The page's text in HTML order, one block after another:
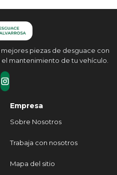
piezas de desguace con
mantenimiento de tu vehículo.
Empresa
Sobre Nosotros
Trabaja con nosotros
Mapa del sitio